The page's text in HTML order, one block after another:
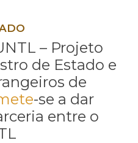
– Projeto
de Estado e
de
-se a dar
entre o